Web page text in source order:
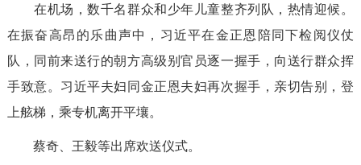
在机场，数千名群众和少年儿童整齐列队，热情迎候。
在振奋高昂的乐曲声中，习近平在金正恩陪同下检阅仪仗
队，同前来送行的朝方高级别官员逐一握手，向送行群众挥
手致意。习近平夫妇同金正恩夫妇再次握手，亲切告别，登
上舷梯，乘专机离开平壤。
蔡奇、王毅等出席欢送仪式。